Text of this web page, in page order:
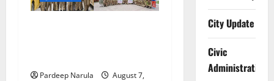
Pardeep Narula
August 7,
City Update
Civic
Administration